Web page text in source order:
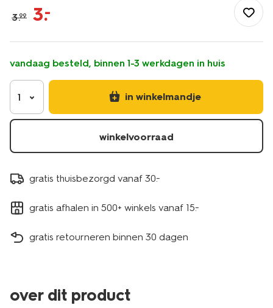
hobby/knuffels/mini-
knuffel-
5x7x10cm-
15100394.html
3.99 3.–
vandaag besteld, binnen 1-3 werkdagen in huis
1 in winkelmandje
winkelvoorraad
gratis thuisbezorgd vanaf 30.-
gratis afhalen in 500+ winkels vanaf 15.-
gratis retourneren binnen 30 dagen
over dit product